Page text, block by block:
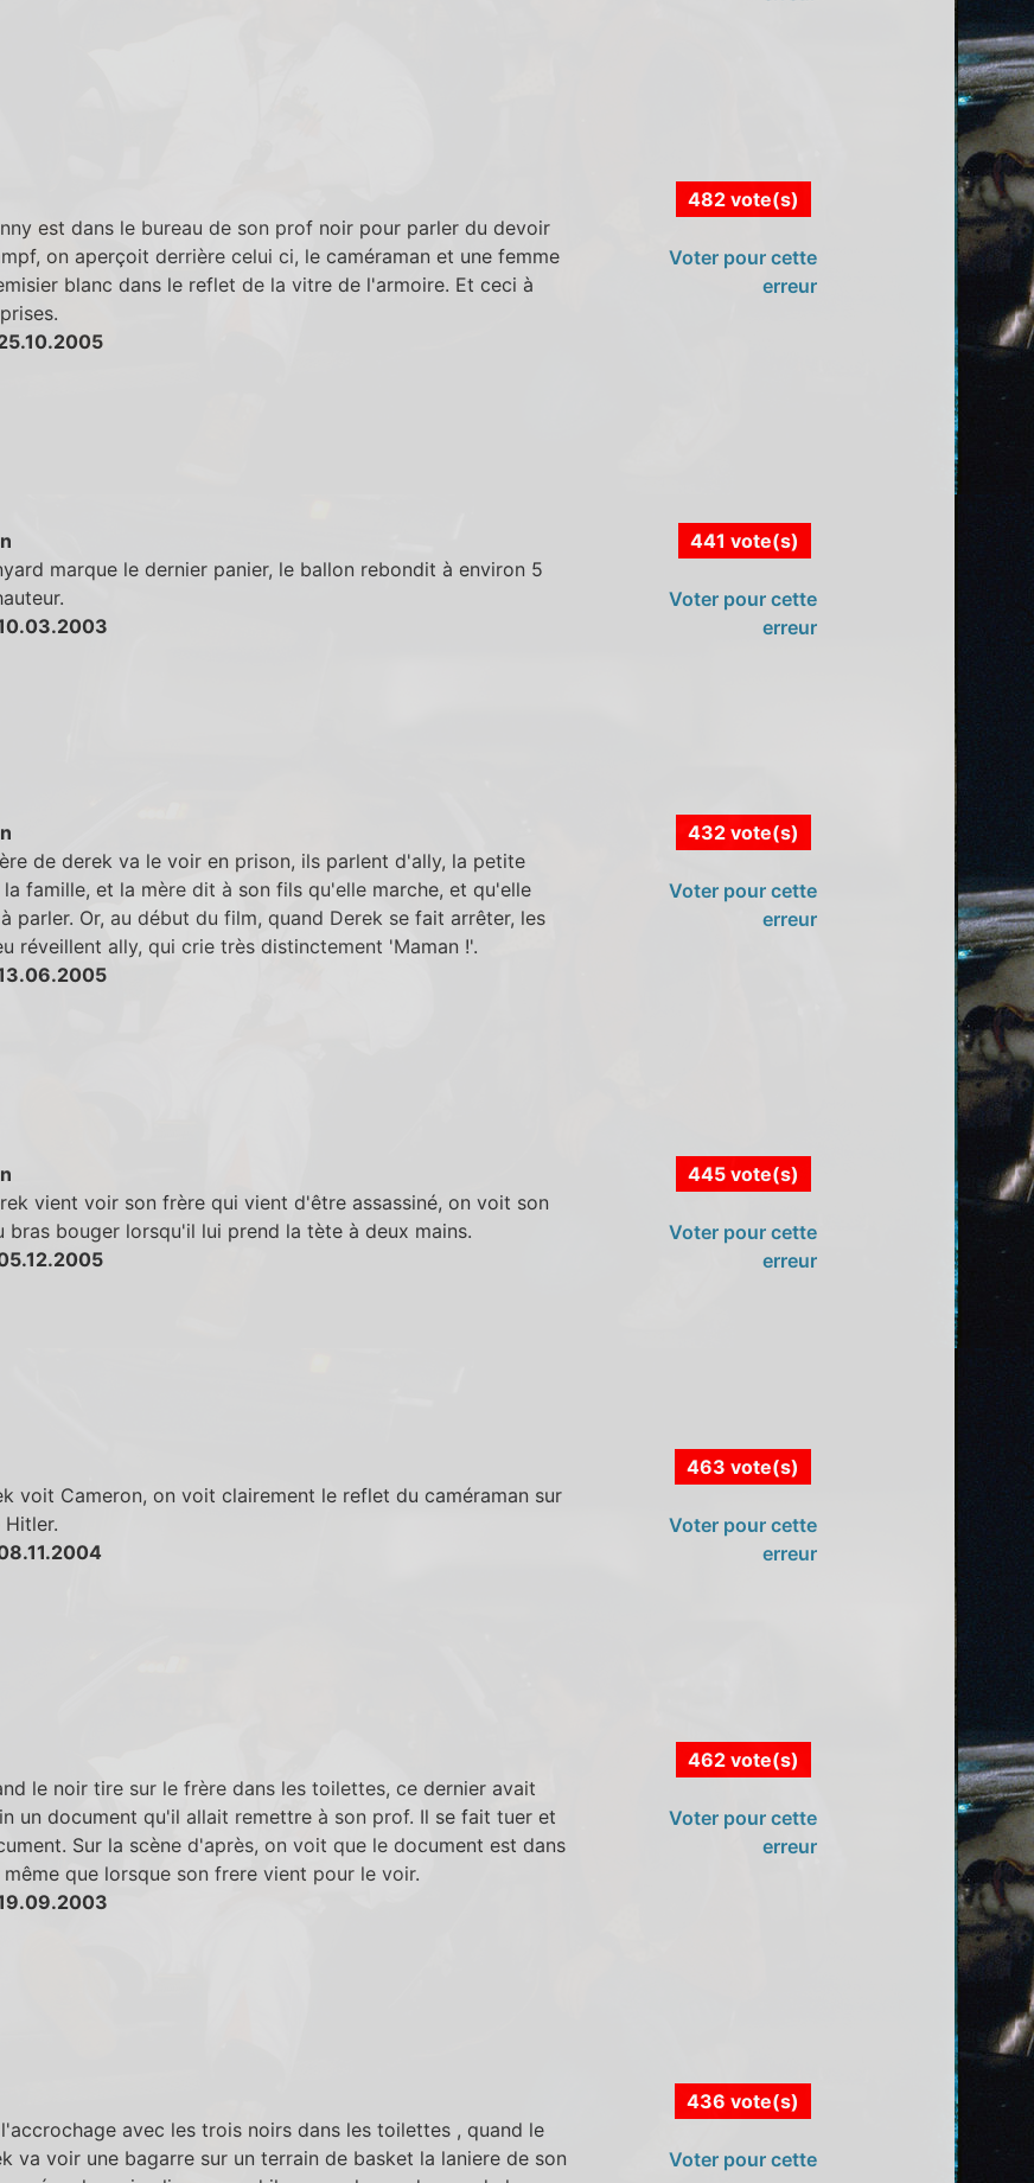
est dans le bureau de son prof noir pour parler du devoir
on aperçoit derrière celui ci, le caméraman et une femme
blanc dans le reflet de la vitre de l'armoire. Et ceci à
482 vote(s)
Voter pour cette
erreur
marque le dernier panier, le ballon rebondit à environ 5
441 vote(s)
Voter pour cette
erreur
de derek va le voir en prison, ils parlent d'ally, la petite
famille, et la mère dit à son fils qu'elle marche, et qu'elle
parler. Or, au début du film, quand Derek se fait arrêter, les
réveillent ally, qui crie très distinctement 'Maman !'.
432 vote(s)
Voter pour cette
erreur
vient voir son frère qui vient d'être assassiné, on voit son
bras bouger lorsqu'il lui prend la tète à deux mains.
445 vote(s)
Voter pour cette
erreur
voit Cameron, on voit clairement le reflet du caméraman sur
463 vote(s)
Voter pour cette
erreur
le noir tire sur le frère dans les toilettes, ce dernier avait
un document qu'il allait remettre à son prof. Il se fait tuer et
Sur la scène d'après, on voit que le document est dans
même que lorsque son frere vient pour le voir.
462 vote(s)
Voter pour cette
erreur
avec les trois noirs dans les toilettes , quand le
va voir une bagarre sur un terrain de basket la laniere de son
436 vote(s)
Voter pour cette